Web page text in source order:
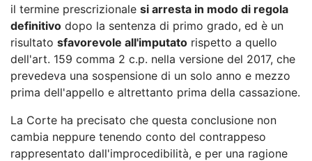
il termine prescrizionale si arresta in modo di regola
definitivo dopo la sentenza di primo grado, ed è un
risultato sfavorevole all'imputato rispetto a quello
dell'art. 159 comma 2 c.p. nella versione del 2017, che
prevedeva una sospensione di un solo anno e mezzo
prima dell'appello e altrettanto prima della cassazione.
La Corte ha precisato che questa conclusione non
cambia neppure tenendo conto del contrappeso
rappresentato dall'improcedibilità, e per una ragione